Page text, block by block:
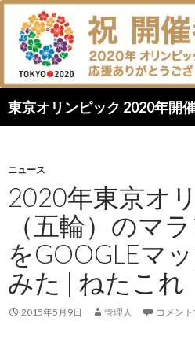
東京オリンピック 2020年開催
検
索
ン
ツ
へ
ッ
プ
ニュース
2020年東京オ
（五輪）のマ
をGOOGLEマ
みた | ねたこれ
2015年5月9日 管理人 コメン